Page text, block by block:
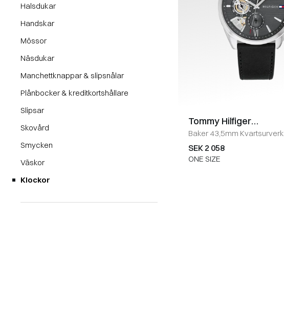
Halsdukar
Handskar
Mössor
Näsdukar
Manchettknappar & slipsnålar
Plånbocker & kreditkortshållare
Slipsar
Skovård
Smycken
Väskor
Klockor
Tommy Hilfiger
Accessories
Baker 43,5mm Kvartsurverk
SEK 2 058
ONE SIZE